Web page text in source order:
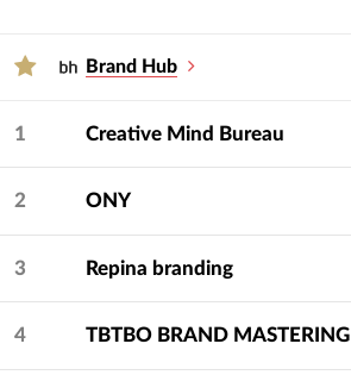
Brand Hub
1 Creative Mind Bureau
2 ONY
3 Repina branding
4 TBTBO BRAND MASTERING